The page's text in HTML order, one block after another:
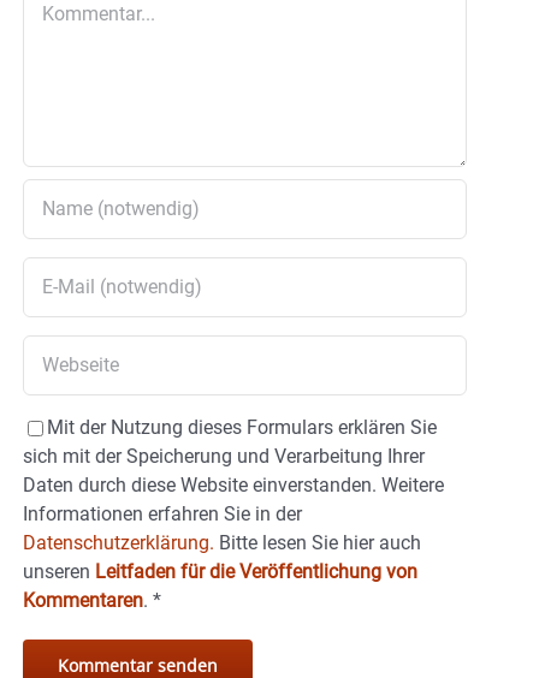
Mit der Nutzung dieses Formulars erklären Sie
sich mit der Speicherung und Verarbeitung Ihrer
Daten durch diese Website einverstanden. Weitere
Informationen erfahren Sie in der
Datenschutzerklärung. Bitte lesen Sie hier auch
unseren Leitfaden für die Veröffentlichung von
Kommentaren. *